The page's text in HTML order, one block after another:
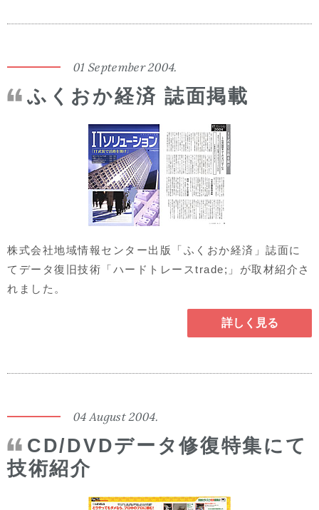
01 September 2004.
ふくおか経済 誌面掲載
株式会社地域情報センター出版「ふくおか経済」誌面に
てデータ復旧技術「ハードトレースtrade;」が取材紹介さ
れました。
詳しく見る
04 August 2004.
CD/DVDデータ修復特集にて
技術紹介